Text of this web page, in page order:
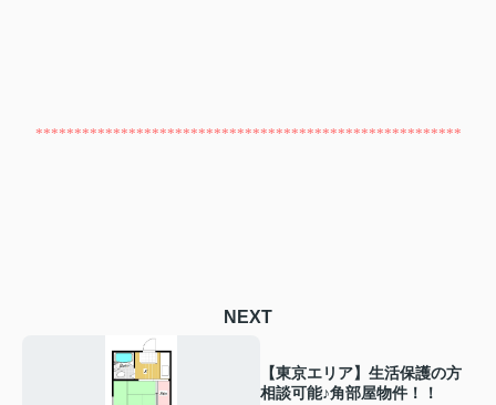
*******************************************************
NEXT
【東京エリア】生活保護の方
相談可能♪角部屋物件！！